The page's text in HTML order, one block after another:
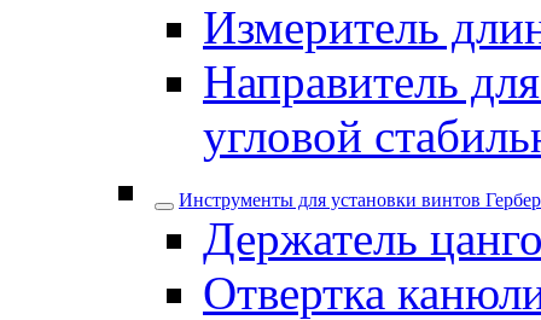
Измеритель
Направитель
угловой
Инструменты для установки винтов
Держатель
Отвертка